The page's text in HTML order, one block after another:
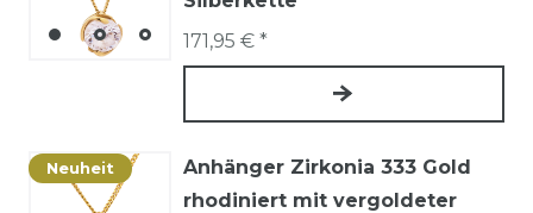
171,95 € *
Neuheit
Anhänger Zirkonia 333 Gold
rhodiniert mit vergoldeter